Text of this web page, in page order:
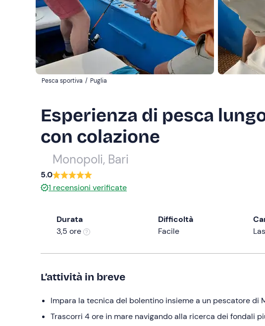
Pesca sportiva / Puglia
Esperienza di pesca
con colazione
Monopoli, Bari
5.0
1 recensioni verificate
Durata
3,5 ore
Difficoltà
Facile
L’attività in breve
Impara la tecnica del bolentino insieme a un pescatore di
Trascorri 4 ore in mare navigando alla ricerca dei fondali